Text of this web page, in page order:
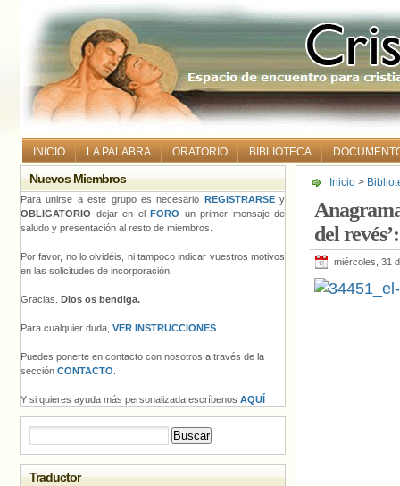
INICIO LA PALABRA ORATORIO BIBLIOTECA
Inicio >
del
miércoles, 31
Nuevos Miembros
Para unirse a este grupo es necesario REGISTRARSEy
OBLIGATORIO dejar en el FORO un primer mensaje de
saludo y presentación al resto de miembros.
Por favor, no lo olvidéis, ni tampoco indicar vuestros motivos
en las solicitudes de incorporación.
Gracias. Dios os bendiga.
Para cualquier duda, VER INSTRUCCIONES
Puedes ponerte en contacto con nosotros a través de la
sección CONTACTO
Y si quieres ayuda más personalizada escríbenos AQUÍ
Traductor